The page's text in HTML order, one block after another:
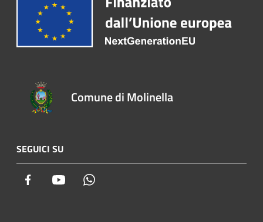
Comune di Molinella
SEGUICI SU
Facebook Youtube